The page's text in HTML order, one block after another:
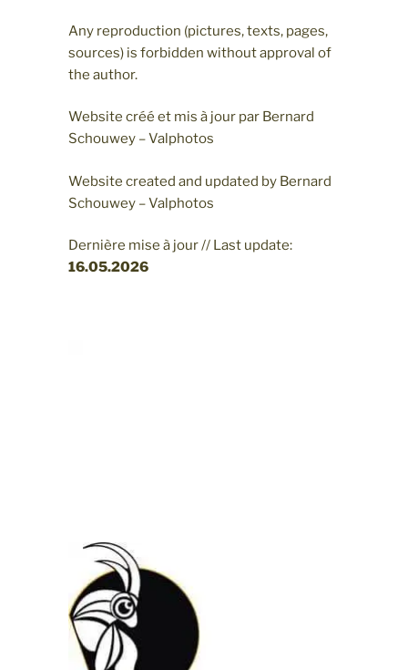
Any reproduction (pictures, texts, pages,
sources) is forbidden without approval of
the author.
Website créé et mis à jour par Bernard
Schouwey – Valphotos
Website created and updated by Bernard
Schouwey – Valphotos
Dernière mise à jour // Last update:
16.05.2026